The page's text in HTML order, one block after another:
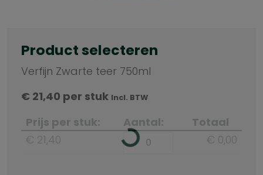
Product selecteren
Verfijn Zwarte teer 750ml
€ 21,40 per stuk Incl. BTW
Prijs per stuk: Aantal:
Totaal
€ 21,40
€ 0,00